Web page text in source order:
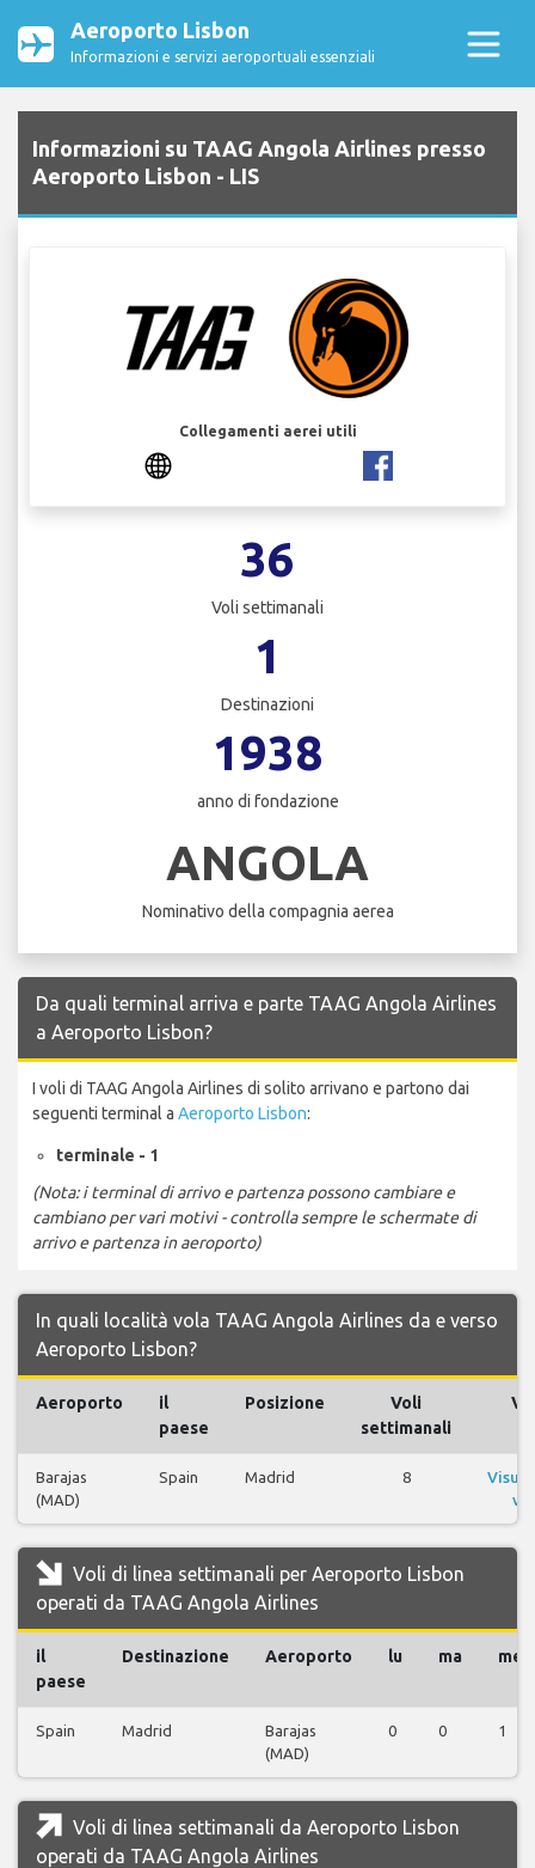
Aeroporto Lisbon
Informazioni e servizi aeroportuali essenziali
Informazioni su TAAG Angola Airlines presso
Aeroporto Lisbon - LIS
Collegamenti aerei utili
36
Voli settimanali
1
Destinazioni
1938
anno di fondazione
ANGOLA
Nominativo della compagnia aerea
Da quali terminal arriva e parte TAAG Angola Airlines
a Aeroporto Lisbon?
I voli di TAAG Angola Airlines di solito arrivano e partono dai
seguenti terminal a Aeroporto Lisbon:
terminale - 1
(Nota: i terminal di arrivo e partenza possono cambiare e
cambiano per vari motivi - controlla sempre le schermate di
arrivo e partenza in aeroporto)
In quali località vola TAAG Angola Airlines da e verso
Aeroporto Lisbon?
Aeroporto
il
paese
Posizione
Voli
settimanali
Barajas
(MAD)
Spain Madrid 8
Voli di linea settimanali per Aeroporto Lisbon
operati da TAAG Angola Airlines
il
paese
Destinazione Aeroporto lu ma me
Spain Madrid
Barajas
(MAD)
0 0 1
Voli di linea settimanali da Aeroporto Lisbon
operati da TAAG Angola Airlines